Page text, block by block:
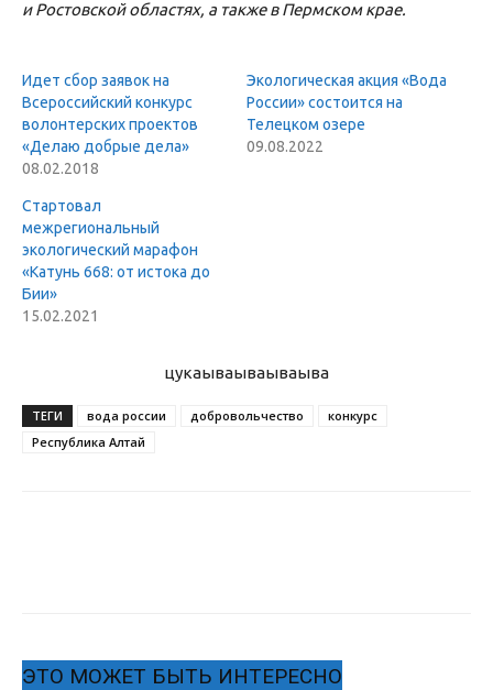
и Ростовской областях, а также в Пермском крае.
Идет сбор заявок на
Всероссийский конкурс
волонтерских проектов
«Делаю добрые дела»
08.02.2018
Экологическая акция «Вода
России» состоится на
Телецком озере
09.08.2022
Стартовал
межрегиональный
экологический марафон
«Катунь 668: от истока до
Бии»
15.02.2021
цукаываываываыва
ТЕГИ вода россии добровольчество
конкурс
Республика Алтай
ЭТО МОЖЕТ БЫТЬ ИНТЕРЕСНО